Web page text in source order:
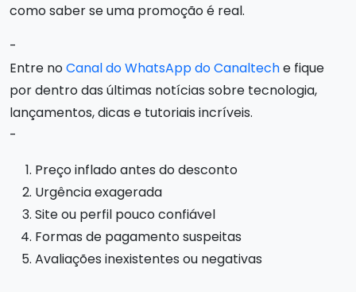
como saber se uma promoção é real.
-
Entre noCanal do WhatsApp do Canalteche fique
por dentro das últimas notícias sobre tecnologia,
lançamentos, dicas e tutoriais incríveis.
-
Preço inflado antes do desconto
Urgência exagerada
Site ou perfil pouco confiável
Formas de pagamento suspeitas
Avaliações inexistentes ou negativas